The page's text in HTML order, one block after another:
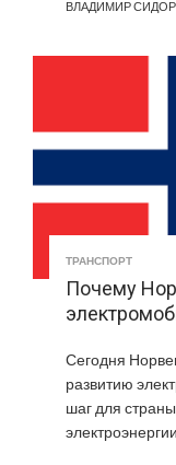
ВЛАДИМИР
ТРАНСПОРТ
Почему
Сегодня
развитию
шаг для